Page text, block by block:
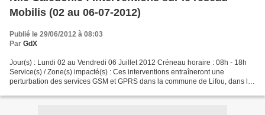
Mobilis (02 au 06-07-2012)
Publié le 29/06/2012 à 08:03
Par GdX
Jour(s) : Lundi 02 au Vendredi 06 Juillet 2012 Créneau horaire : 08h - 18h
Service(s) / Zone(s) impacté(s) : Ces interventions entraîneront une
perturbation des services GSM et GPRS dans la commune de Lifou, dans la